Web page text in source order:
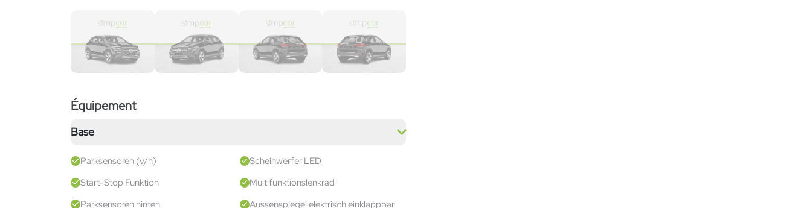
Équipement
Base
Parksensoren (v/h)
Scheinwerfer LED
Start-Stop Funktion
Multifunktionslenkrad
Parksensoren hinten
Aussenspiegel elektrisch einklappbar